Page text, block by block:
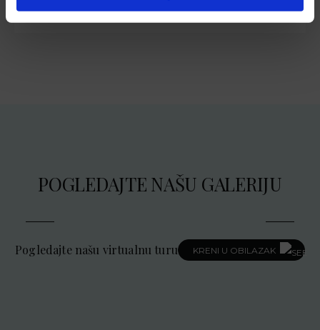
POGLEDAJTE NAŠU GALERIJU
Pogledajte našu virtualnu turu KRENI U OBILAZAK